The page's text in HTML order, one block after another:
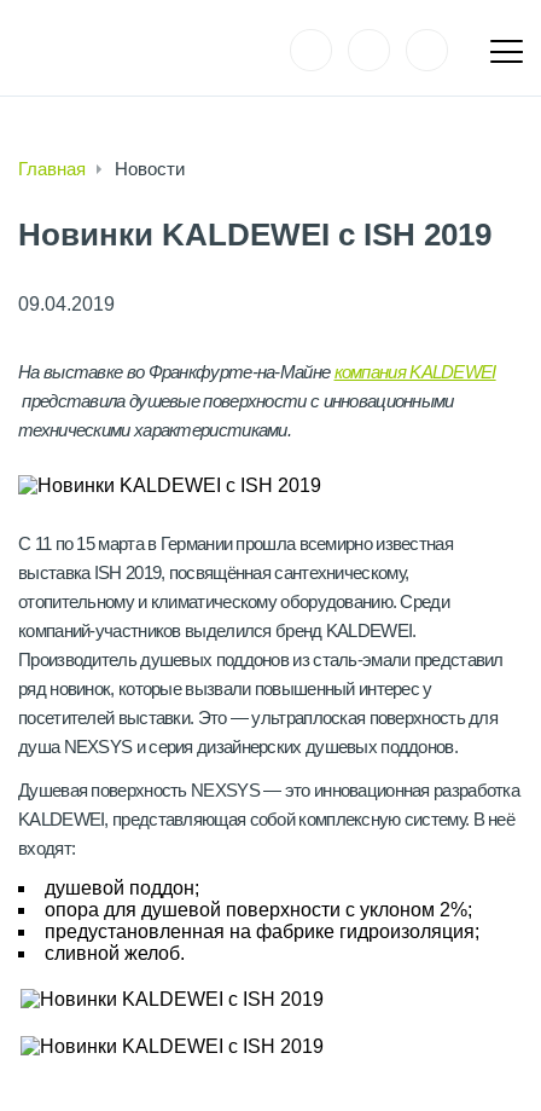
Главная Новости
Новинки KALDEWEI с ISH 2019
09.04.2019
На выставке во Франкфурте-на-Майнекомпания KALDEWEI
представила душевые поверхности с инновационными
техническими характеристиками.
С 11 по 15 марта в Германии прошла всемирно известная
выставка ISH 2019, посвящённая сантехническому,
отопительному и климатическому оборудованию. Среди
компаний-участников выделился бренд KALDEWEI.
Производитель душевых поддонов из сталь-эмали представил
ряд новинок, которые вызвали повышенный интерес у
посетителей выставки. Это — ультраплоская поверхность для
душа NEXSYS и серия дизайнерских душевых поддонов.
Душевая поверхность NEXSYS — это инновационная разработка
KALDEWEI, представляющая собой комплексную систему. В неё
входят:
душевой поддон;
опора для душевой поверхности с уклоном 2%;
предустановленная на фабрике гидроизоляция;
сливной желоб.